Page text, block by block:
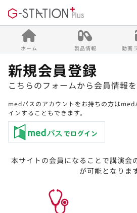
ホーム 製品情報 動画
新規会員登録
こちらのフォームから会員情報
medパスのアカウントをお持ちの方はmed
インすることもできます。
本サイトの会員になることで講演会
が可能となります